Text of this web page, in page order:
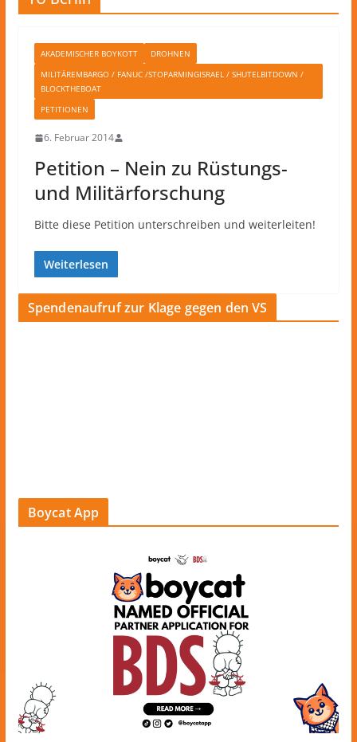
AKADEMISCHER BOYKOTT
DROHNEN
MILITÄREMBARGO / FANUC /STOPARMINGISRAEL / SHUTELBITDOWN /
BLOCKTHEBOAT
PETITIONEN
6. Februar 2014
Petition – Nein zu Rüstungs-
und Militärforschung
Bitte diese Petition unterschreiben und weiterleiten!
Weiterlesen
Spendenaufruf zur Klage gegen den VS
Boycat App